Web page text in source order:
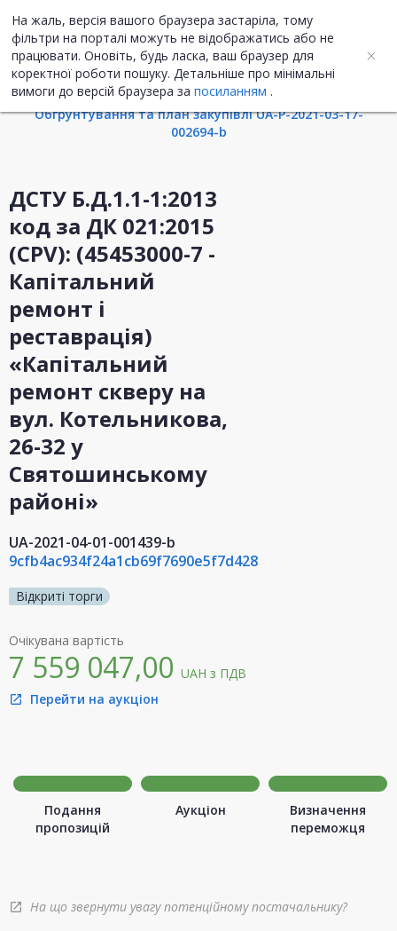
На жаль, версія вашого браузера застаріла, тому
фільтри на порталі можуть не відображатись або не
працювати. Оновіть, будь ласка, ваш браузер для
коректної роботи пошуку. Детальніше про мінімальні
вимоги до версій браузера за посиланням .
UA ENG
Інформація про закупівлю
Обгрунтування та план закупівлі UA-P-2021-03-17-
002694-b
ДСТУ Б.Д.1.1-1:2013
код за ДК 021:2015
(CPV): (45453000-7 -
Капітальний
ремонт і
реставрація)
«Капітальний
ремонт скверу на
вул. Котельникова,
26-32 у
Святошинському
районі»
UA-2021-04-01-001439-b
9cfb4ac934f24a1cb69f7690e5f7d428
Відкриті торги
Очікувана вартість
7 559 047,00 UAH з ПДВ
open_in_new Перейти на аукціон
Подання
пропозицій
Аукціон
Визначення
переможця
open_in_new На що звернути увагу потенційному постачальнику?